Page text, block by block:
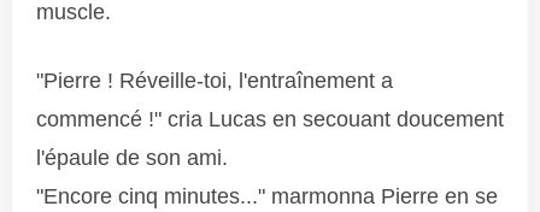
muscle.
"Pierre ! Réveille-toi, l'entraînement a
commencé !" cria Lucas en secouant doucement
l'épaule de son ami.
"Encore cinq minutes..." marmonna Pierre en se